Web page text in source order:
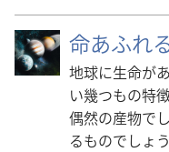
命あふれ
地球に生命が
い幾つもの特
偶然の産物で
るものでしょう